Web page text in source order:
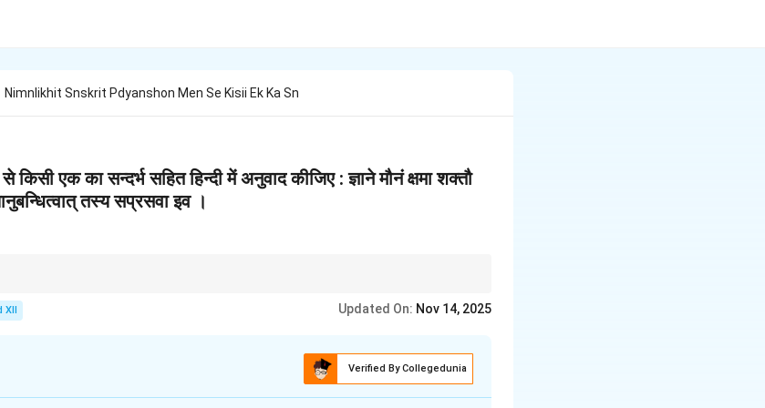
Nimnlikhit Snskrit Pdyanshon Men Se Kisii Ek Ka Sn
किसी एक का सन्दर्भ सहित हिन्दी में अनुवाद कीजिए : ज्ञाने मौनं क्षमा शक्तौ
तस्य सप्रसवा इव ।
XII Updated On: Nov 14, 2025
Verified By Collegedunia